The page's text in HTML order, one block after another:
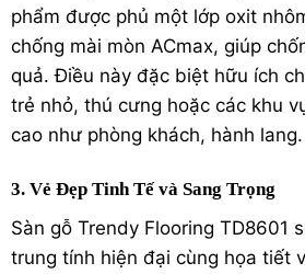
phẩm được phủ một lớp oxit
chống mài mòn ACmax, giúp
quả. Điều này đặc biệt hữu ích
trẻ nhỏ, thú cưng hoặc các khu
cao như phòng khách, hành lang.
3. Vẻ Đẹp Tinh Tế và Sang Trọng
Sàn gỗ Trendy Flooring TD8601
trung tính hiện đại cùng họa tiết